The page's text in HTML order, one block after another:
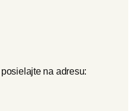
na adresu: